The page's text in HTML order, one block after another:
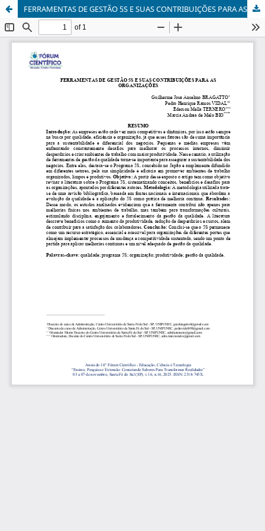
FERRAMENTAS DE GESTÃO 5S E SUAS CONTRIBUIÇÕES PARA AS ORGANIZAÇÕES